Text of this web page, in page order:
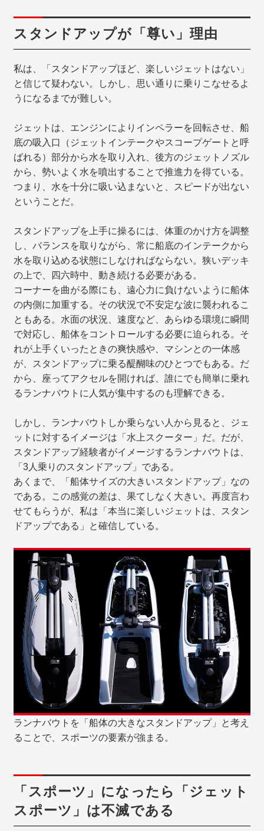
スタンドアップが「尊い」理由
私は、「スタンドアップほど、楽しいジェットはない」
と信じて疑わない。しかし、思い通りに乗りこなせるよ
うになるまでが難しい。
ジェットは、エンジンによりインペラーを回転させ、船
底の吸入口（ジェットインテークやスコープゲートと呼
ばれる）部分から水を取り入れ、後方のジェットノズル
から、勢いよく水を噴出することで推進力を得ている。
つまり、水を十分に吸い込まないと、スピードが出ない
ということだ。
スタンドアップを上手に操るには、体重のかけ方を調整
し、バランスを取りながら、常に船底のインテークから
水を取り込める状態にしなければならない。狭いデッキ
の上で、四六時中、動き続ける必要がある。
コーナーを曲がる際にも、遠心力に負けないように船体
の内側に加重する。その状況で不安定な波に襲われるこ
ともある。水面の状況、速度など、あらゆる環境に瞬間
で対応し、船体をコントロールする必要に迫られる。そ
れが上手くいったときの爽快感や、マシンとの一体感
が、スタンドアップに乗る醍醐味のひとつでもある。だ
から、座ってアクセルを開ければ、誰にでも簡単に乗れ
るランナバウトに人気が集中するのも理解できる。
しかし、ランナバウトしか乗らない人から見ると、ジェ
ットに対するイメージは「水上スクーター」だ。だが、
スタンドアップ経験者がイメージするランナバウトは、
「3人乗りのスタンドアップ」である。
あくまで、「船体サイズの大きいスタンドアップ」なの
である。この感覚の差は、果てしなく大きい。再度言わ
せてもらうが、私は「本当に楽しいジェットは、スタン
ドアップである」と確信している。
ランナバウトを「船体の大きなスタンドアップ」と考え
ることで、スポーツの要素が強まる。
「スポーツ」になったら「ジェット
スポーツ」は不滅である